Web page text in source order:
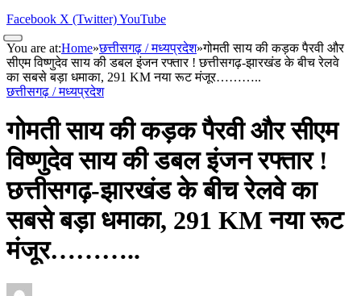
Facebook X (Twitter)YouTube
You are at:Home»छत्तीसगढ़ / मध्यप्रदेश»गोमती साय की कड़क पैरवी और
सीएम विष्णुदेव साय की डबल इंजन रफ्तार ! छत्तीसगढ़-झारखंड के बीच रेलवे
का सबसे बड़ा धमाका, 291 KM नया रूट मंजूर………..
छत्तीसगढ़ / मध्यप्रदेश
गोमती साय की कड़क पैरवी और सीएम
विष्णुदेव साय की डबल इंजन रफ्तार !
छत्तीसगढ़-झारखंड के बीच रेलवे का
सबसे बड़ा धमाका, 291 KM नया रूट
मंजूर………..